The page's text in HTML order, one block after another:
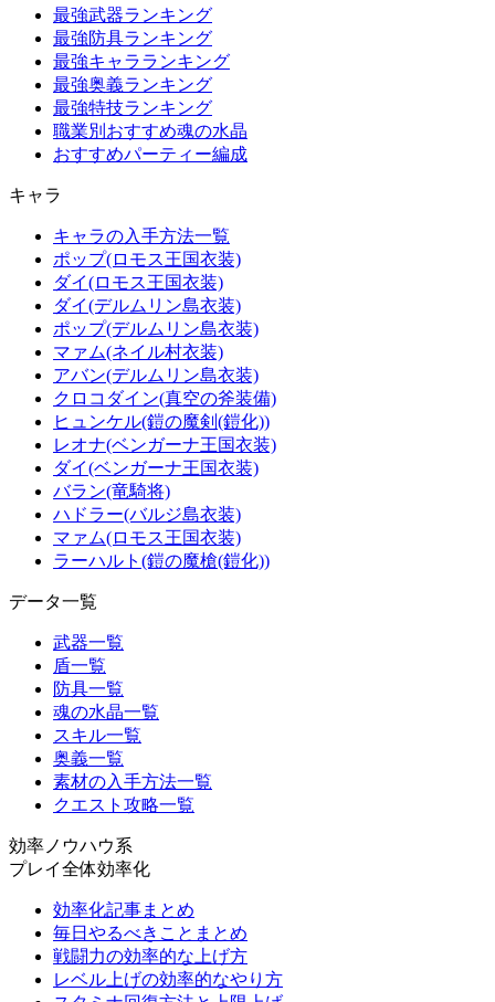
最強武器ランキング
最強防具ランキング
最強キャラランキング
最強奥義ランキング
最強特技ランキング
職業別おすすめ魂の水晶
おすすめパーティー編成
キャラ
キャラの入手方法一覧
ポップ(ロモス王国衣装)
ダイ(ロモス王国衣装)
ダイ(デルムリン島衣装)
ポップ(デルムリン島衣装)
マァム(ネイル村衣装)
アバン(デルムリン島衣装)
クロコダイン(真空の斧装備)
ヒュンケル(鎧の魔剣(鎧化))
レオナ(ベンガーナ王国衣装)
ダイ(ベンガーナ王国衣装)
バラン(竜騎将)
ハドラー(バルジ島衣装)
マァム(ロモス王国衣装)
ラーハルト(鎧の魔槍(鎧化))
データ一覧
武器一覧
盾一覧
防具一覧
魂の水晶一覧
スキル一覧
奥義一覧
素材の入手方法一覧
クエスト攻略一覧
効率ノウハウ系
プレイ全体効率化
効率化記事まとめ
毎日やるべきことまとめ
戦闘力の効率的な上げ方
レベル上げの効率的なやり方